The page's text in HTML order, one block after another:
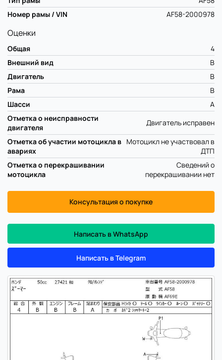
Номер рамы / VIN
AF58-2000978
Оценки
Общая
4
Внешний вид
B
Двигатель
B
Рама
B
Шасси
A
Отметка о неисправности
двигателя
Двигатель исправен
Отметка об участии мотоцикла в
авариях
Мотоцикл не участвовал в
ДТП
Отметка о перекрашивании
мотоцикла
Сведений о
перекрашивании нет
Консультация о покупке
Написать в WhatsApp
Написать в Telegram